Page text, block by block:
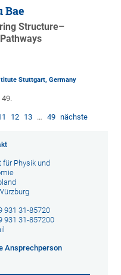
Bae
Structure–
Stuttgart, Germany
12 13 … 49 nächste
für Physik und
931 31-85720
931 31-857200
Ansprechperson